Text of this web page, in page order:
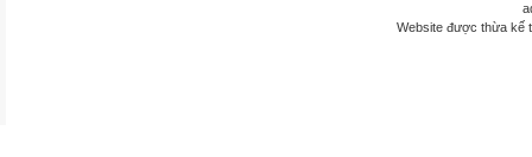
Website được thừa kế